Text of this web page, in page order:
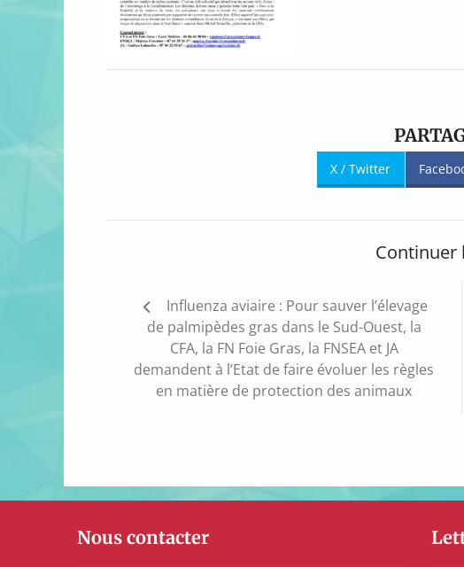
X / Twitter
Continuer
Navigation
l’article
Influenza aviaire : Pour sauver l’élevage
de palmipèdes gras dans le Sud-Ouest, la
CFA, la FN Foie Gras, la FNSEA et JA
demandent à l’Etat de faire évoluer les règles
en matière de protection des animaux
Nous contacter